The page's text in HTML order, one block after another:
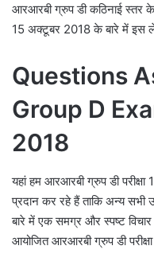
आरआरबी ग्रुप डी कठिनाई स्तर
15 अक्टूबर 2018 के बारे में इस
Questions
Group D
2018
यहां हम आरआरबी ग्रुप डी
प्रदान कर रहे हैं ताकि अन्य सभी
बारे में एक समग्र और स्पष्ट
आयोजित आरआरबी ग्रुप डी